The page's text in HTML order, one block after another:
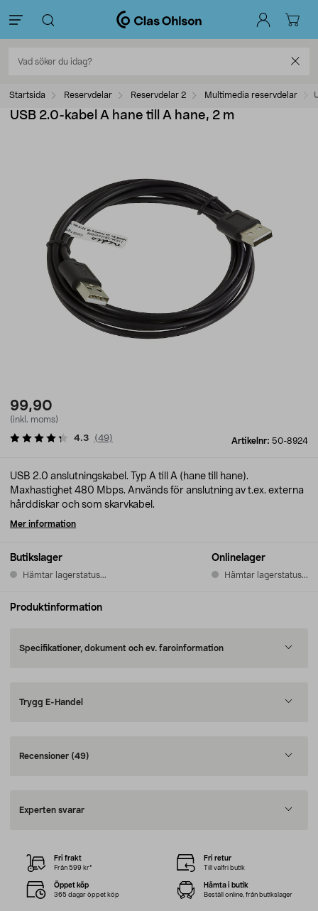
Startsida Reservdelar Reservdelar 2 Multimedia reservdelar
USB 2.0-kabel A hane till A hane, 2 m
99,90
(inkl. moms)
Artikelnr: 50-8924
4.3 (49)
Butikslager
Hämtar lagerstatus...
Onlinelager
Hämtar lagerstatus...
USB 2.0 anslutningskabel. Typ A till A (hane till hane).
Maxhastighet 480 Mbps. Används för anslutning av t.ex. externa
hårddiskar och som skarvkabel.
Mer information
Produktinformation
Specifikationer, dokument och ev. faroinformation
Trygg E-Handel
Recensioner (49)
Experten svarar
Fri frakt
Från 599 kr*
Fri retur
Till valfri butik
Öppet köp
365 dagar öppet köp
Hämta i butik
Beställ online, från butikslager